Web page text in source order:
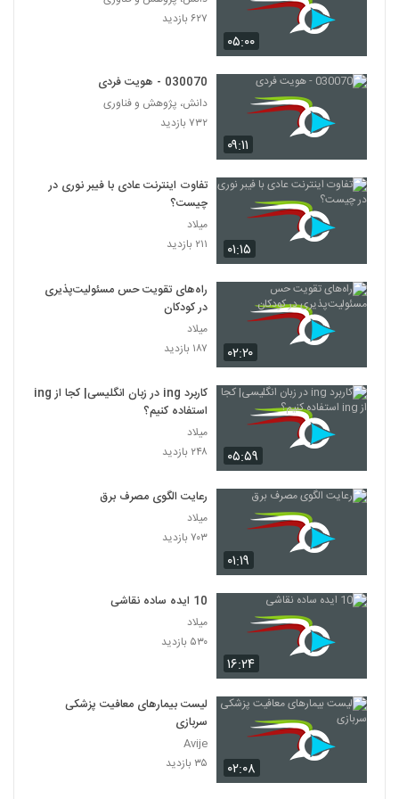
92
030092 - منطق سری اول
۵۱۷ بازدید
030093 - منطق سری اول
94
030094 - منطق سری اول
۴۸۴ بازدید
030095 - منطق سری اول
۵۵۹ بازدید
030096 - منطق سری اول
97
030097 - منطق سری اول
030098 - منطق سری اول
۵۱۲ بازدید
030099 - منطق سری اول
030100 - منطق سری اول
030101 - منطق سری اول
030102 - منطق سری اول
۵۶۳ بازدید
۰۵:۰۰
۶۲۷ بازدید
۰۹:۱۱
030070 - هویت فردی
دانش، پژوهش و فناوری
۷۳۲ بازدید
۰۱:۱۵
تفاوت اینترنت عادی با فیبر نوری در
چیست؟
میلاد
۲۱۱ بازدید
۰۲:۲۰
راه‌های تقویت حس مسئولیت‌پذیری
در کودکان
میلاد
۱۸۷ بازدید
۰۵:۵۹
کاربرد ing در زبان انگلیسی| کجا از ing
استفاده کنیم؟
میلاد
۲۴۸ بازدید
۰۱:۱۹
رعایت الگوی مصرف برق
میلاد
۷۰۳ بازدید
۱۶:۲۴
10 ایده ساده نقاشی
میلاد
۵۳۰ بازدید
۰۲:۰۸
لیست بیمارهای معافیت پزشکی
سربازی
Avije
۳۵ بازدید